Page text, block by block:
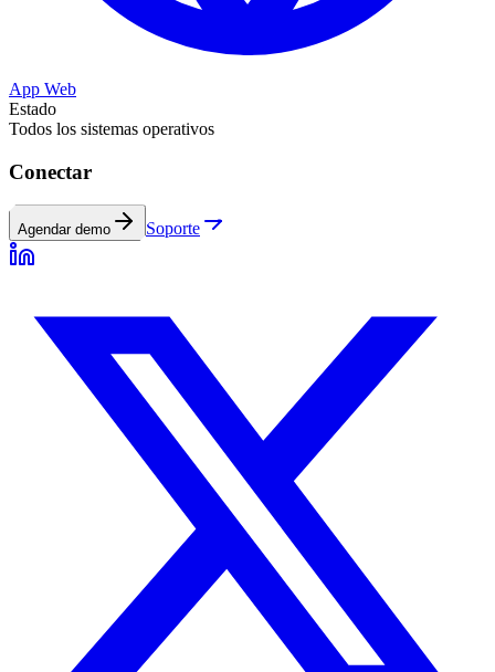
App Web
Estado
Todos los sistemas operativos
Conectar
Agendar demo Soporte